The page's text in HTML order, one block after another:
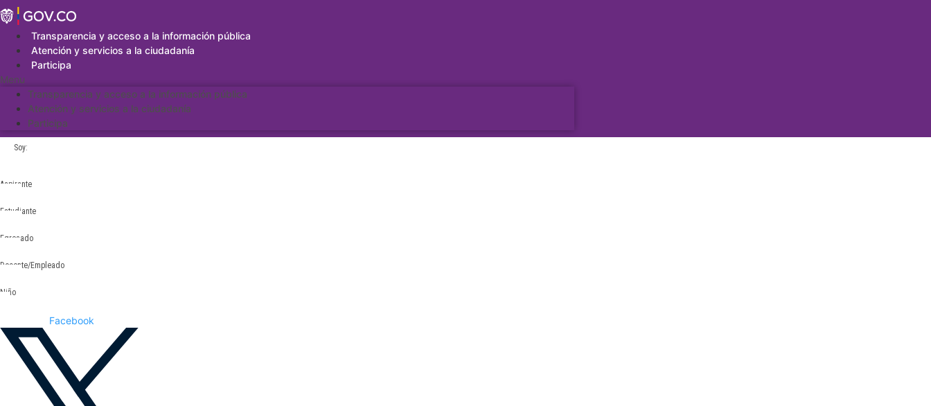
Saltar
al
contenidoTransparencia y acceso a la información pública
Atención y servicios a la ciudadanía
Participa
Menu
Transparencia y acceso a la información pública
Atención y servicios a la ciudadanía
Participa
Soy:
Aspirante
Estudiante
Egresado
Docente/Empleado
Niño
Facebook